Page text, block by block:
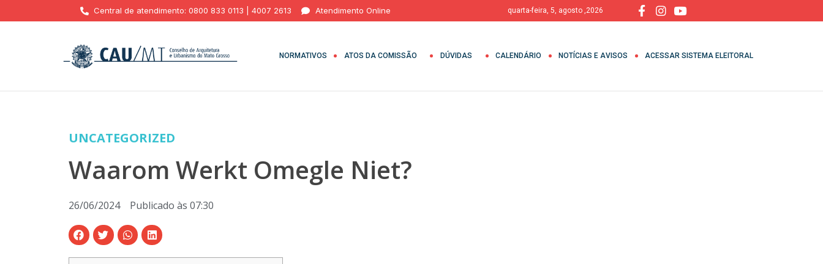
Central de atendimento: 0800 833 0113 | 4007 2613 Atendimento Online quarta-feira, 5, agosto ,2026
NORMATIVOS ATOS DA COMISSÃO DÚVIDAS CALENDÁRIO NOTÍCIAS E AVISOS ACESSAR SISTEMA ELEITORAL
UNCATEGORIZED
Waarom Werkt Omegle Niet?
26/06/2024 Publicado às 07:30